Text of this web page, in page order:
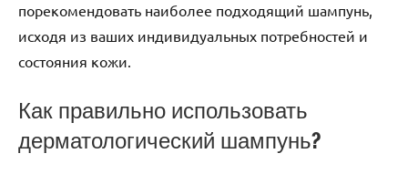
порекомендовать наиболее подходящий шампунь,
исходя из ваших индивидуальных потребностей и
состояния кожи.
Как правильно использовать
дерматологический шампунь?